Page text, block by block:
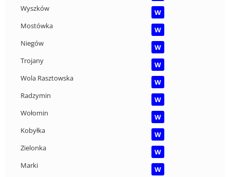
Wyszków
W
Mostówka
W
Niegów
W
Trojany
W
Wola Rasztowska
W
Radzymin
W
Wołomin
W
Kobyłka
W
Zielonka
W
Marki
W